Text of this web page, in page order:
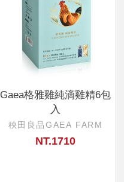
Gaea格雅雞純滴雞精6包
入
秧田良品GAEA FARM
NT.1710